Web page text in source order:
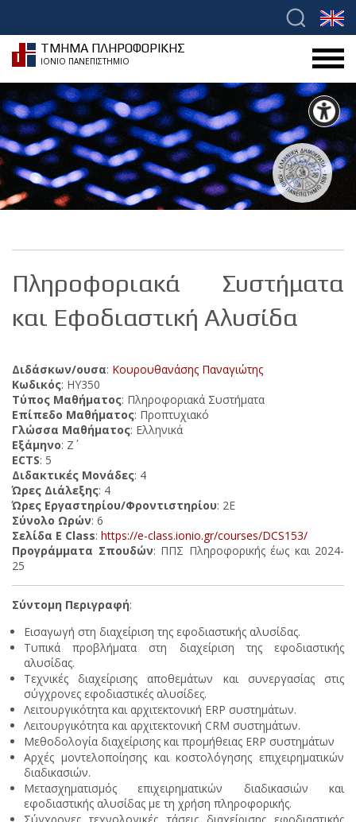
ΤΜΗΜΑ ΠΛΗΡΟΦΟΡΙΚΗΣ
ΙΟΝΙΟ ΠΑΝΕΠΙΣΤΗΜΙΟ
Πληροφοριακά Συστήματα
και Εφοδιαστική Αλυσίδα
Διδάσκων/ουσα: Κουρουθανάσης Παναγιώτης
Κωδικός: ΗΥ350
Τύπος Μαθήματος: Πληροφοριακά Συστήματα
Επίπεδο Μαθήματος: Προπτυχιακό
Γλώσσα Μαθήματος: Ελληνικά
Εξάμηνο: Ζ΄
ECTS: 5
Διδακτικές Μονάδες: 4
Ώρες Διάλεξης: 4
Ώρες Εργαστηρίου/Φροντιστηρίου: 2Ε
Σύνολο Ωρών: 6
Σελίδα E Class: https://e-class.ionio.gr/courses/DCS153/
Προγράμματα Σπουδών: ΠΠΣ Πληροφορικής έως και 2024-
25
Σύντομη Περιγραφή:
Εισαγωγή στη διαχείριση της εφοδιαστικής αλυσίδας.
Τυπικά προβλήματα στη διαχείριση της εφοδιαστικής
αλυσίδας.
Τεχνικές διαχείρισης αποθεμάτων και συνεργασίας στις
σύγχρονες εφοδιαστικές αλυσίδες.
Λειτουργικότητα και αρχιτεκτονική ERP συστημάτων.
Λειτουργικότητα και αρχιτεκτονική CRM συστημάτων.
Μεθοδολογία διαχείρισης και προμήθειας ERP συστημάτων
Αρχές μοντελοποίησης και κοστολόγησης επιχειρηματικών
διαδικασιών.
Μετασχηματισμός επιχειρηματικών διαδικασιών και
εφοδιαστικής αλυσίδας με τη χρήση πληροφορικής.